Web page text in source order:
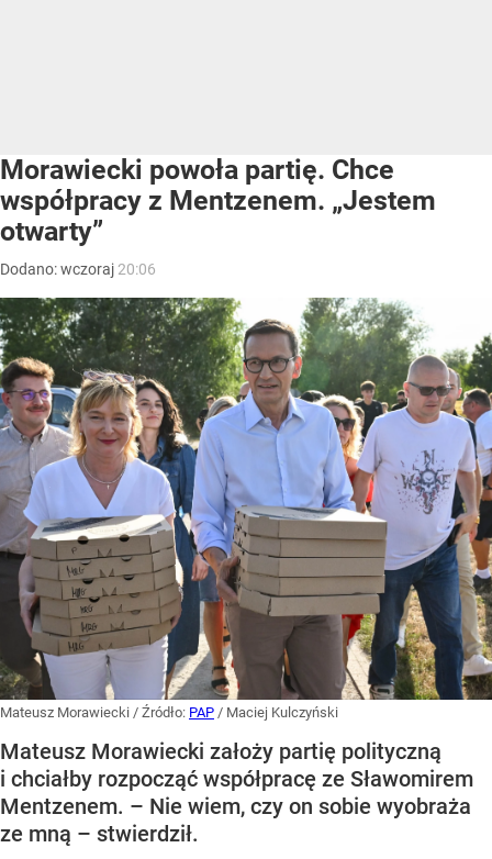
Morawiecki powoła partię. Chce
współpracy z Mentzenem. „Jestem
otwarty”
Dodano:wczoraj 20:06
Mateusz Morawiecki / Źródło: PAP / Maciej Kulczyński
Mateusz Morawiecki założy partię polityczną
i chciałby rozpocząć współpracę ze Sławomirem
Mentzenem. – Nie wiem, czy on sobie wyobraża
ze mną – stwierdził.